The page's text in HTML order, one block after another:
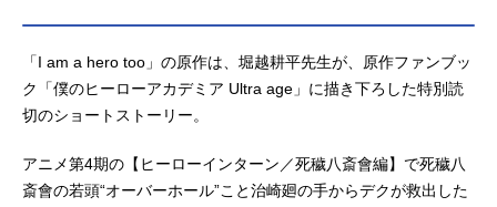
「I am a hero too」の原作は、堀越耕平先生が、原作ファンブッ
ク「僕のヒーローアカデミア Ultra age」に描き下ろした特別読
切のショートストーリー。
アニメ第4期の【ヒーローインターン／死穢八斎會編】で死穢八
斎會の若頭“オーバーホール”こと治崎廻の手からデクが救出した